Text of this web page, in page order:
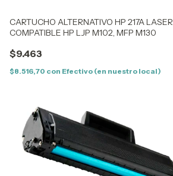
CARTUCHO ALTERNATIVO HP 217A LASER
COMPATIBLE HP LJP M102, MFP M130
$9.463
$8.516,70 con Efectivo (en nuestro local)